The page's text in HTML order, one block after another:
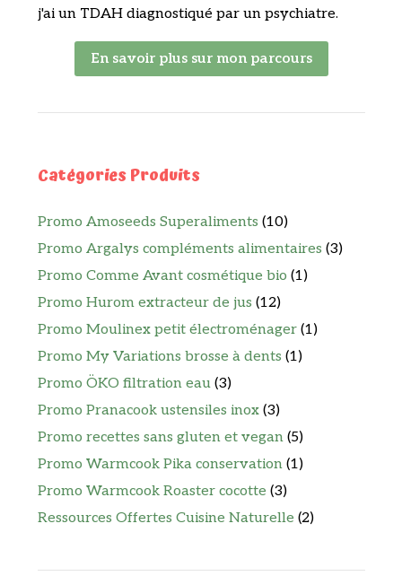
j'ai un TDAH diagnostiqué par un psychiatre.
En savoir plus sur mon parcours
Catégories Produits
Promo Amoseeds Superaliments (10)
Promo Argalys compléments alimentaires (3)
Promo Comme Avant cosmétique bio (1)
Promo Hurom extracteur de jus (12)
Promo Moulinex petit électroménager (1)
Promo My Variations brosse à dents (1)
Promo ÖKO filtration eau (3)
Promo Pranacook ustensiles inox (3)
Promo recettes sans gluten et vegan (5)
Promo Warmcook Pika conservation (1)
Promo Warmcook Roaster cocotte (3)
Ressources Offertes Cuisine Naturelle (2)